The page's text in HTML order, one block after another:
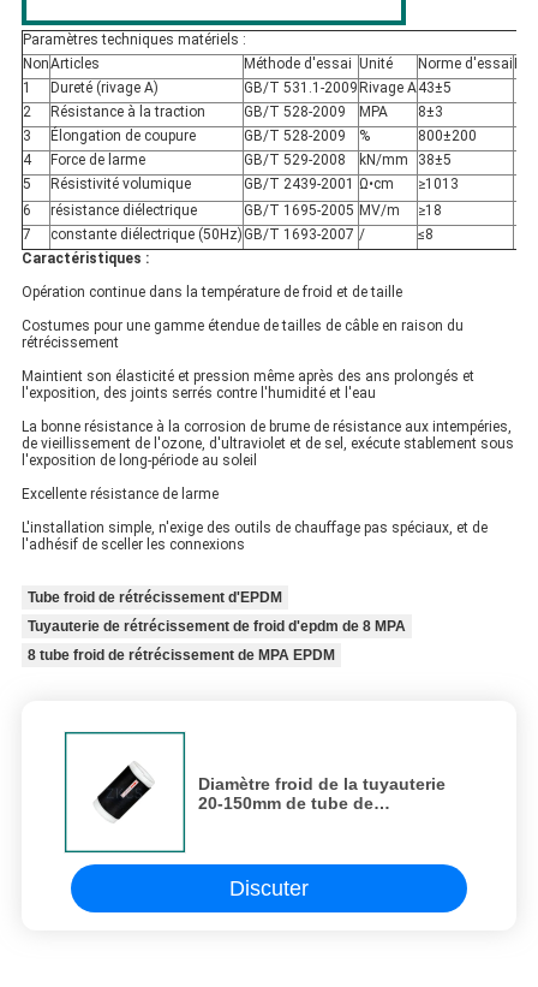
Paramètres techniques matériels :
NonArticles Méthode d'essai Unité Norme d'essai
1
Dureté (rivage A) GB/T 531.1-2009 Rivage A43±5
2
Résistance à la traction GB/T 528-2009 MPA
8±3
3
Élongation de coupure GB/T 528-2009 %
800±200
4
Force de larme GB/T 529-2008 kN/mm
38±5
5
Résistivité volumique GB/T 2439-2001 Ω•cm
≥1013
6
résistance diélectrique GB/T 1695-2005 MV/m
≥18
7
constante diélectrique (50Hz)GB/T 1693-2007 /
≤8
Caractéristiques :
Opération continue dans la température de froid et de taille
Costumes pour une gamme étendue de tailles de câble en raison du
rétrécissement
Maintient son élasticité et pression même après des ans prolongés et
l'exposition, des joints serrés contre l'humidité et l'eau
La bonne résistance à la corrosion de brume de résistance aux intempéries,
de vieillissement de l'ozone, d'ultraviolet et de sel, exécute stablement sous
l'exposition de long-période au soleil
Excellente résistance de larme
L'installation simple, n'exige des outils de chauffage pas spéciaux, et de
l'adhésif de sceller les connexions
Tube froid de rétrécissement d'EPDM
Tuyauterie de rétrécissement de froid d'epdm de 8 MPA
8 tube froid de rétrécissement de MPA EPDM
Diamètre froid de la tuyauterie
20-150mm de tube de
Discuter